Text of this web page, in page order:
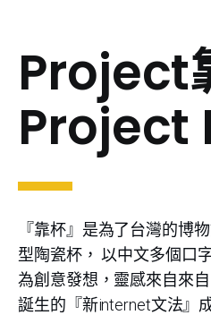
Project
Project
『靠杯』是為了台灣的博
型陶瓷杯， 以中文多個口
為創意發想，靈感來自來
誕生的『新internet文法』